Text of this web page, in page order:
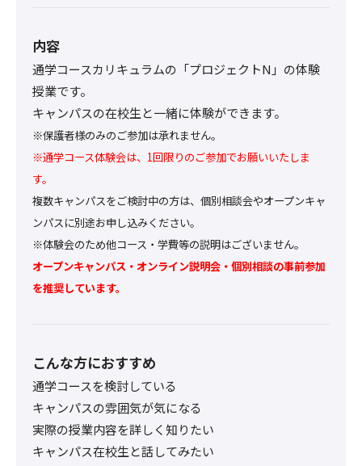
内容
通学コースカリキュラムの「プロジェクトN」の体験
授業です。
キャンパスの在校生と一緒に体験ができます。
※保護者様のみのご参加は承れません。
※通学コース体験会は、1回限りのご参加でお願いいたしま
す。
複数キャンパスをご検討中の方は、個別相談会やオープンキャ
ンパスに別途お申し込みください。
※体験会のため他コース・学費等の説明はございません。
オープンキャンパス・オンライン説明会・個別相談の事前参加
を推奨しています。
こんな方におすすめ
通学コースを検討している
キャンパスの雰囲気が気になる
実際の授業内容を詳しく知りたい
キャンパス在校生と話してみたい